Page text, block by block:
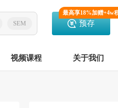
SEM
最高享18%加赠+4w
预存
视频课程 关于我们